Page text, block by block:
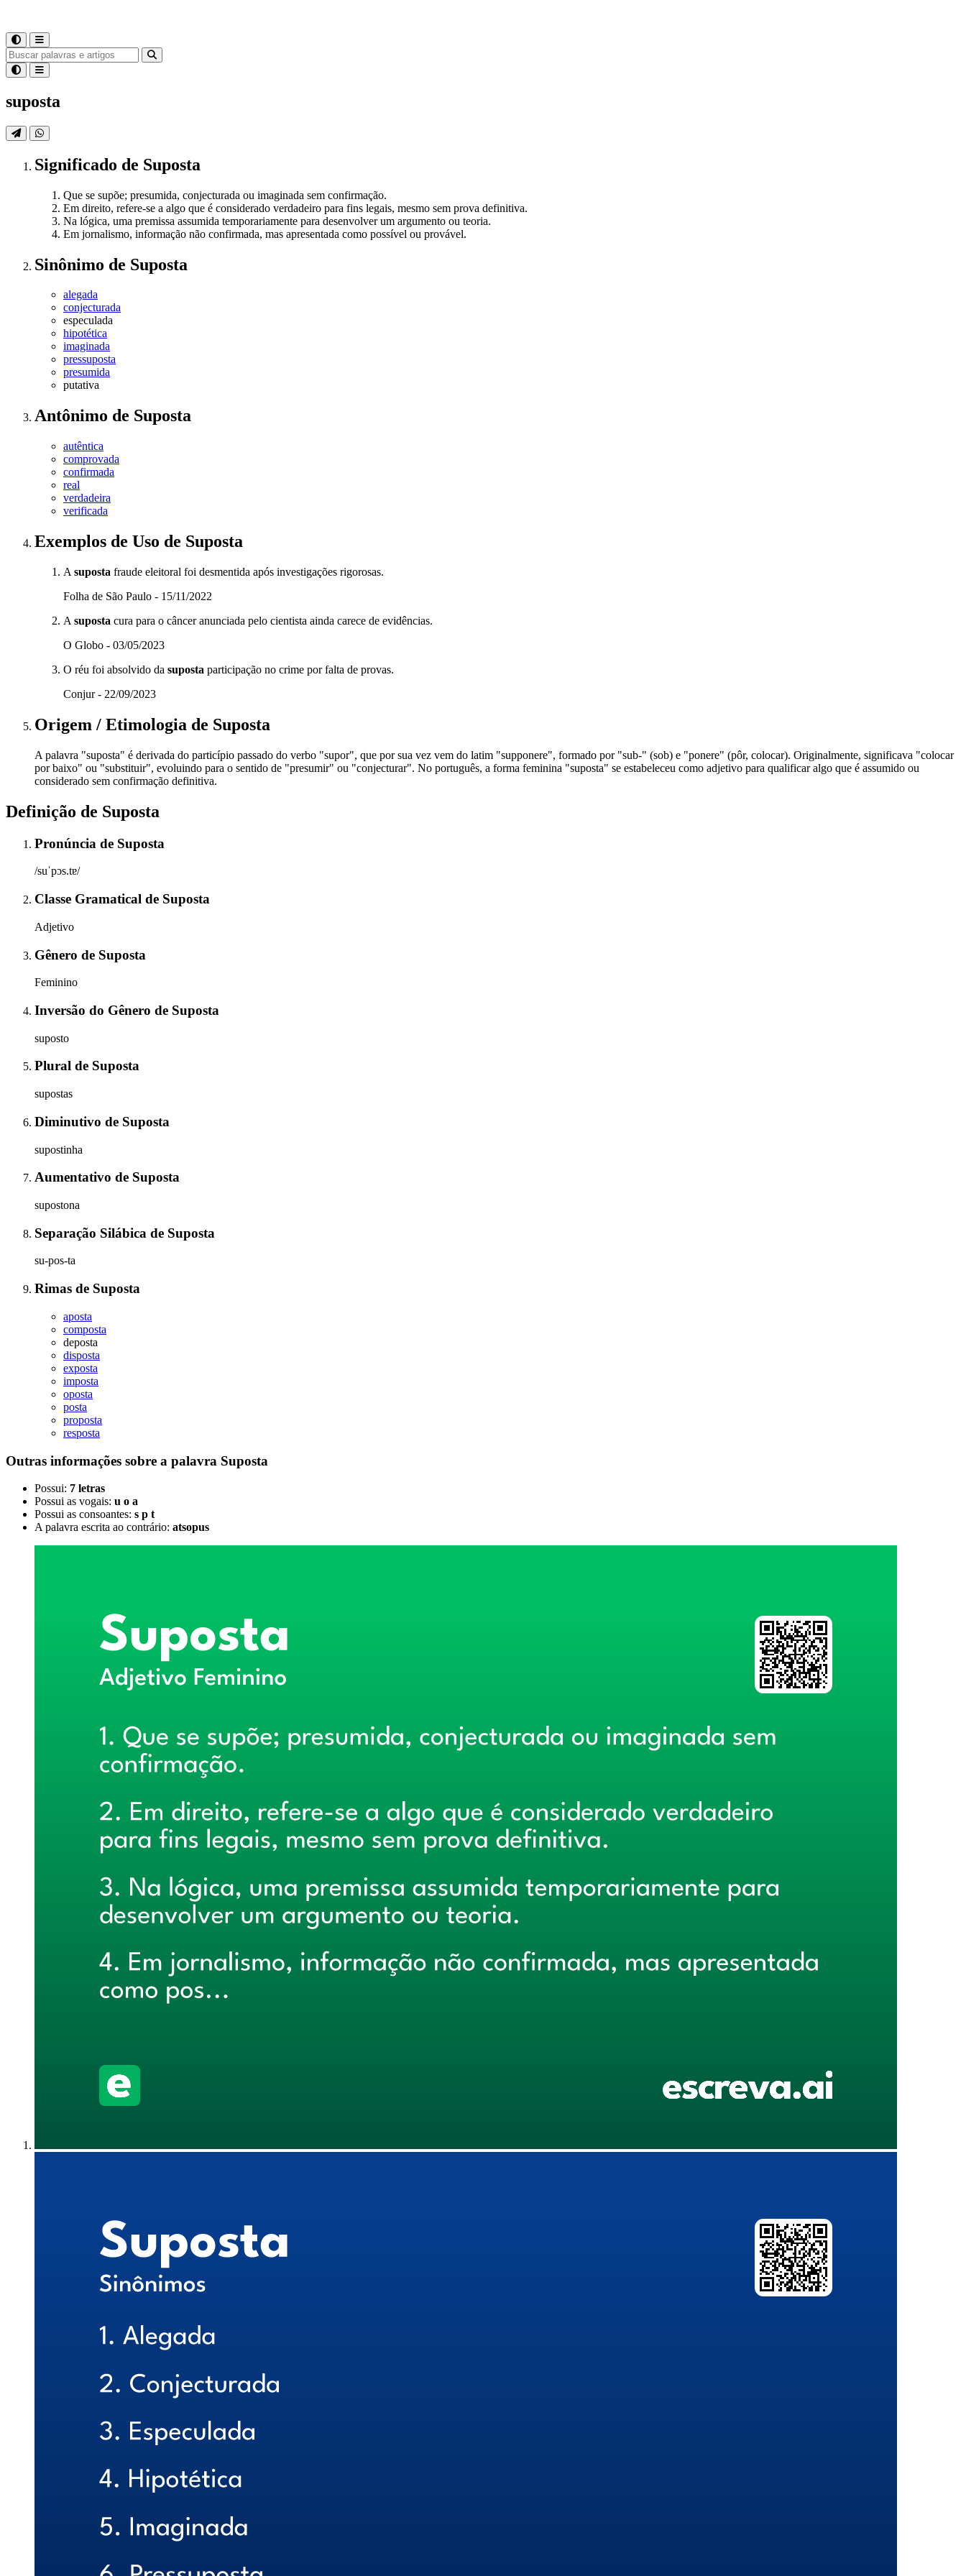
suposta
Significado de Suposta
Que se supõe; presumida, conjecturada ou imaginada sem confirmação.
Em direito, refere-se a algo que é considerado verdadeiro para fins legais, mesmo sem prova definitiva.
Na lógica, uma premissa assumida temporariamente para desenvolver um argumento ou teoria.
Em jornalismo, informação não confirmada, mas apresentada como possível ou provável.
Sinônimo de Suposta
alegada
conjecturada
especulada
hipotética
imaginada
pressuposta
presumida
putativa
Antônimo de Suposta
autêntica
comprovada
confirmada
real
verdadeira
verificada
Exemplos de Uso de Suposta
A suposta fraude eleitoral foi desmentida após investigações rigorosas.
Folha de São Paulo - 15/11/2022
A suposta cura para o câncer anunciada pelo cientista ainda carece de evidências.
O Globo - 03/05/2023
O réu foi absolvido da suposta participação no crime por falta de provas.
Conjur - 22/09/2023
Origem / Etimologia de Suposta
A palavra "suposta" é derivada do particípio passado do verbo "supor", que por sua vez vem do latim "supponere", formado por "sub-" (sob) e "ponere" (pôr, colocar). Originalmente, significava "colocar
por baixo" ou "substituir", evoluindo para o sentido de "presumir" ou "conjecturar". No português, a forma feminina "suposta" se estabeleceu como adjetivo para qualificar algo que é assumido ou
considerado sem confirmação definitiva.
Definição de Suposta
Pronúncia de Suposta
/suˈpɔs.tɐ/
Classe Gramatical de Suposta
Adjetivo
Gênero de Suposta
Feminino
Inversão do Gênero de Suposta
suposto
Plural de Suposta
supostas
Diminutivo de Suposta
supostinha
Aumentativo de Suposta
supostona
Separação Silábica de Suposta
su-pos-ta
Rimas de Suposta
aposta
composta
deposta
disposta
exposta
imposta
oposta
posta
proposta
resposta
Outras informações sobre a palavra Suposta
Possui: 7 letras
Possui as vogais: u o a
Possui as consoantes: s p t
A palavra escrita ao contrário: atsopus